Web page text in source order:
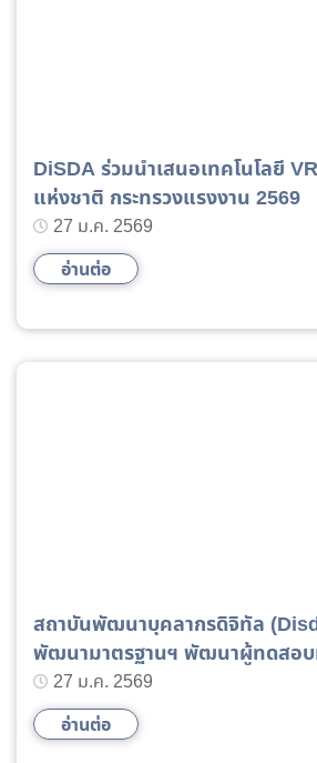
DiSDA ร่วมนำเสนอเทคโนโลยี
แห่งชาติ กระทรวงแรงงาน 2569
27 ม.ค. 2569
อ่านต่อ
สถาบันพัฒนาบุคลากรดิจิทัล
พัฒนามาตรฐานฯ พัฒนาผู้ทดสอบ
Generative AI เสริมความเข้มแข็
ไทย
27 ม.ค. 2569
อ่านต่อ